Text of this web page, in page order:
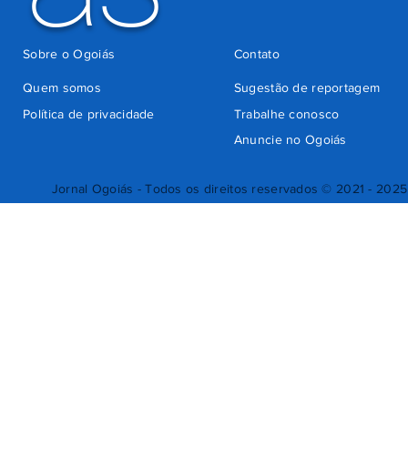
Jornal Ogoiás - Todos os direitos reservados © 2021 - 2025
Quem somos
Sugestão de reportagem
Trabalhe conosco
Política de privacidade
Anuncie no Ogoiás
Contato
Sobre o Ogoiás